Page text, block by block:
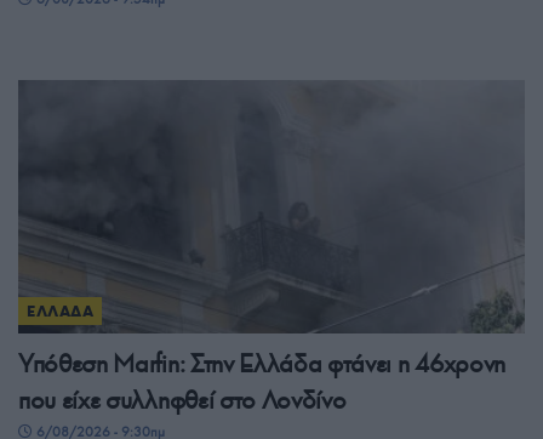
ΕΛΛΑΔΑ
Υπόθεση Μarfin: Στην Ελλάδα φτάνει η 46χρονη
που είχε συλληφθεί στο Λονδίνο
6/08/2026 - 9:30πμ